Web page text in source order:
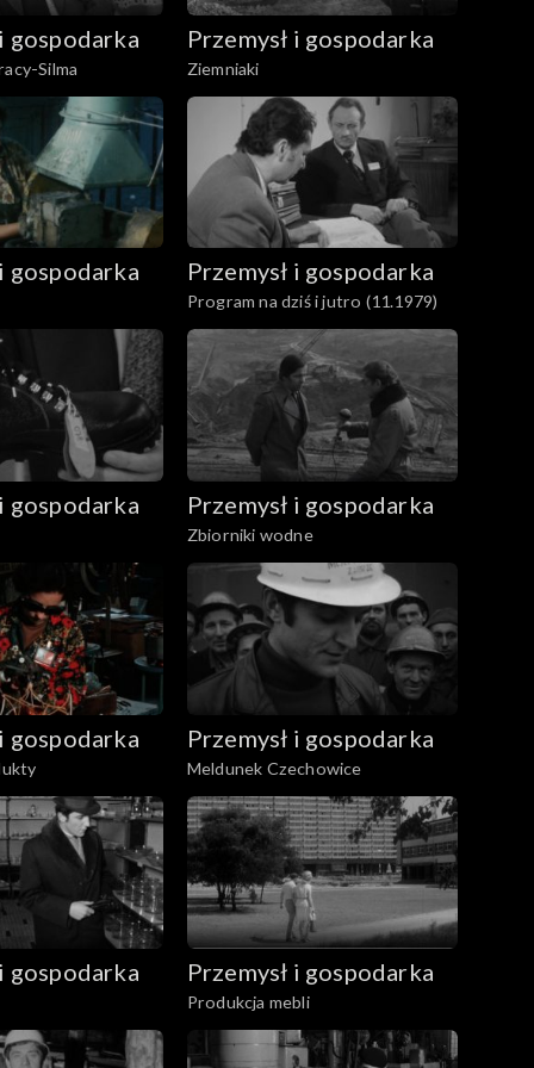
gospodarka
Silma
Przemysł i gospodarka
Ziemniaki
gospodarka Przemysł i gospodarka
Program na dziś i jutro (11.1979)
gospodarka Przemysł i gospodarka
Zbiorniki wodne
gospodarka Przemysł i gospodarka
Meldunek Czechowice
gospodarka Przemysł i gospodarka
Produkcja mebli